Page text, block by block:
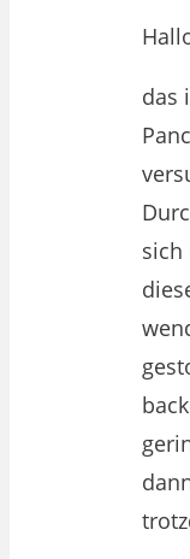
das
sich